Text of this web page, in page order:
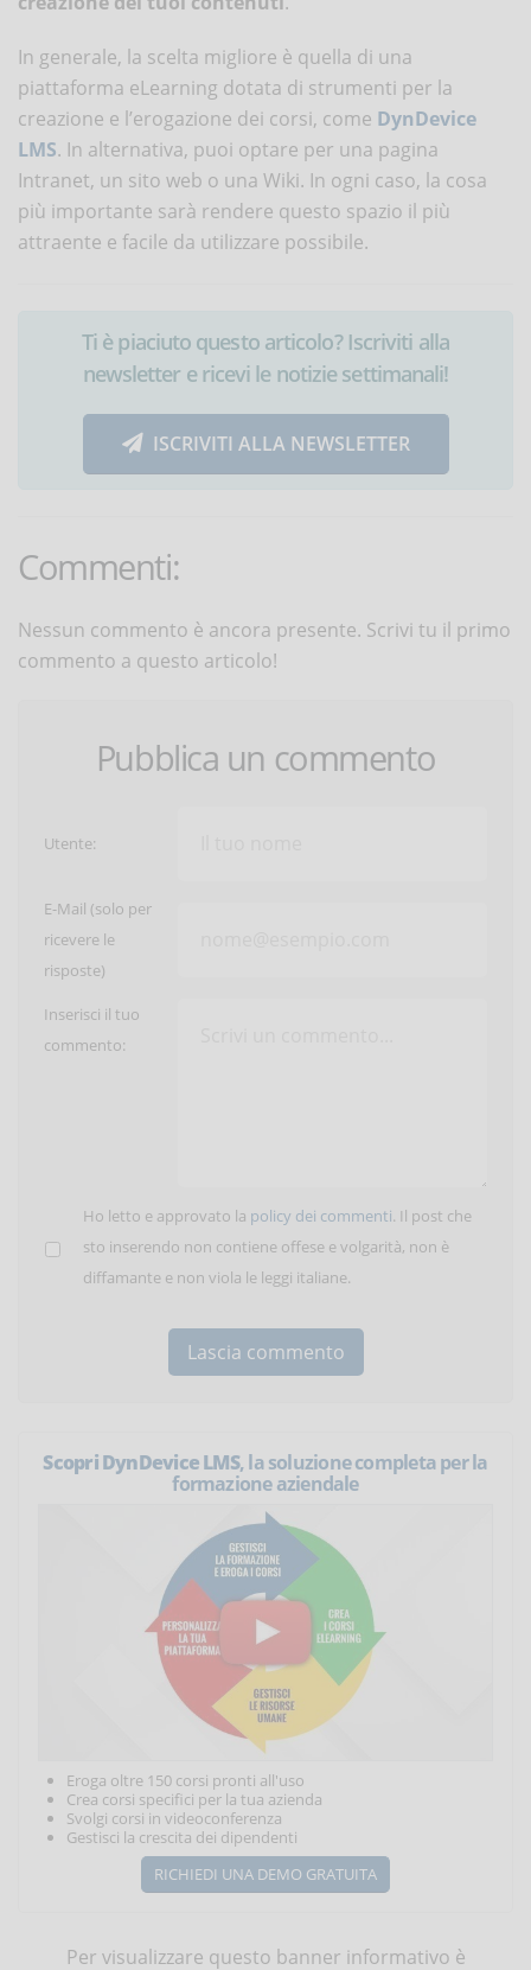
In generale, la scelta migliore è quella di una
piattaforma eLearning dotata di strumenti per la
creazione e l’erogazione dei corsi, come DynDevice
LMS. In alternativa, puoi optare per una pagina
Intranet, un sito web o una Wiki. In ogni caso, la cosa
più importante sarà rendere questo spazio il più
attraente e facile da utilizzare possibile.
Ti è piaciuto questo articolo? Iscriviti alla
newsletter e ricevi le notizie settimanali!
ISCRIVITI ALLA NEWSLETTER
Commenti:
Nessun commento è ancora presente. Scrivi tu il primo
commento a questo articolo!
Pubblica un commento
Utente:
E-Mail (solo per
ricevere le
risposte)
Inserisci il tuo
commento:
Ho letto e approvato la policy dei commenti. Il post che
sto inserendo non contiene offese e volgarità, non è
diffamante e non viola le leggi italiane.
Scopri DynDevice LMS, la soluzione completa per la
formazione aziendale
Eroga oltre 150 corsi pronti all'uso
Crea corsi specifici per la tua azienda
Svolgi corsi in videoconferenza
Gestisci la crescita dei dipendenti
RICHIEDI UNA DEMO GRATUITA
Per visualizzare questo banner informativo è